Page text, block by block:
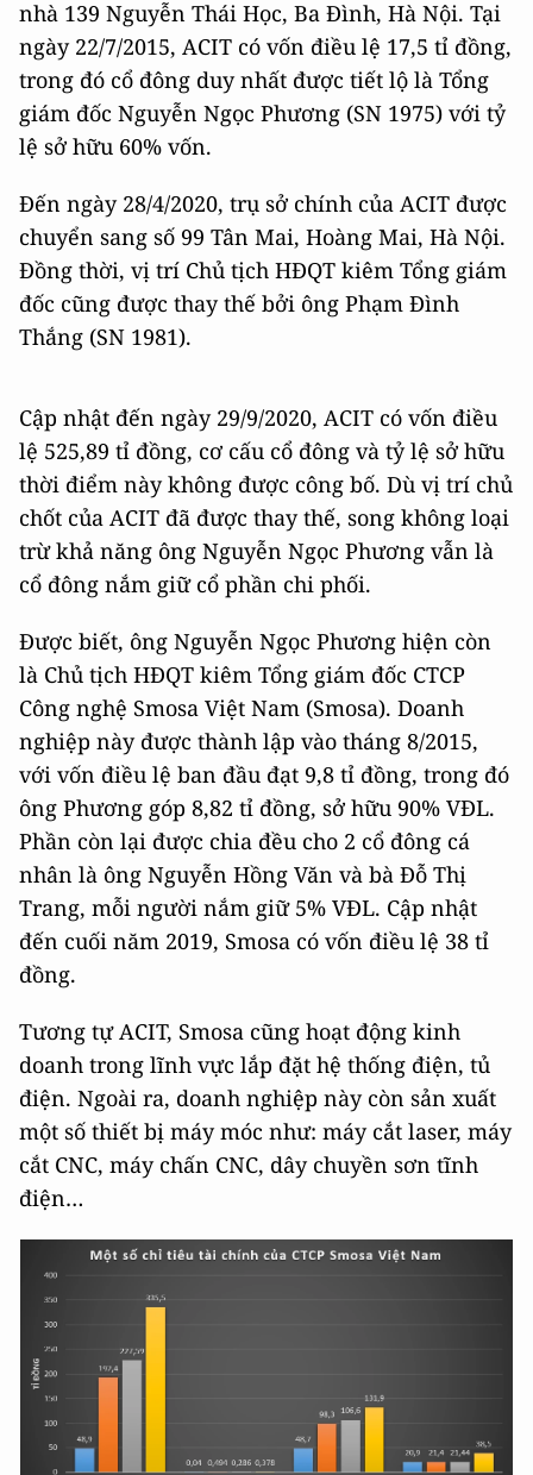
nhà 139 Nguyễn Thái Học, Ba Đình, Hà Nội. Tại
ngày 22/7/2015, ACIT có vốn điều lệ 17,5 tỉ đồng,
trong đó cổ đông duy nhất được tiết lộ là Tổng
giám đốc Nguyễn Ngọc Phương (SN 1975) với tỷ
lệ sở hữu 60% vốn.
Đến ngày 28/4/2020, trụ sở chính của ACIT được
chuyển sang số 99 Tân Mai, Hoàng Mai, Hà Nội.
Đồng thời, vị trí Chủ tịch HĐQT kiêm Tổng giám
đốc cũng được thay thế bởi ông Phạm Đình
Thắng (SN 1981).
Cập nhật đến ngày 29/9/2020, ACIT có vốn điều
lệ 525,89 tỉ đồng, cơ cấu cổ đông và tỷ lệ sở hữu
thời điểm này không được công bố. Dù vị trí chủ
chốt của ACIT đã được thay thế, song không loại
trừ khả năng ông Nguyễn Ngọc Phương vẫn là
cổ đông nắm giữ cổ phần chi phối.
Được biết, ông Nguyễn Ngọc Phương hiện còn
là Chủ tịch HĐQT kiêm Tổng giám đốc CTCP
Công nghệ Smosa Việt Nam (Smosa). Doanh
nghiệp này được thành lập vào tháng 8/2015,
với vốn điều lệ ban đầu đạt 9,8 tỉ đồng, trong đó
ông Phương góp 8,82 tỉ đồng, sở hữu 90% VĐL.
Phần còn lại được chia đều cho 2 cổ đông cá
nhân là ông Nguyễn Hồng Văn và bà Đỗ Thị
Trang, mỗi người nắm giữ 5% VĐL. Cập nhật
đến cuối năm 2019, Smosa có vốn điều lệ 38 tỉ
đồng.
Tương tự ACIT, Smosa cũng hoạt động kinh
doanh trong lĩnh vực lắp đặt hệ thống điện, tủ
điện. Ngoài ra, doanh nghiệp này còn sản xuất
một số thiết bị máy móc như: máy cắt laser, máy
cắt CNC, máy chấn CNC, dây chuyền sơn tĩnh
điện…